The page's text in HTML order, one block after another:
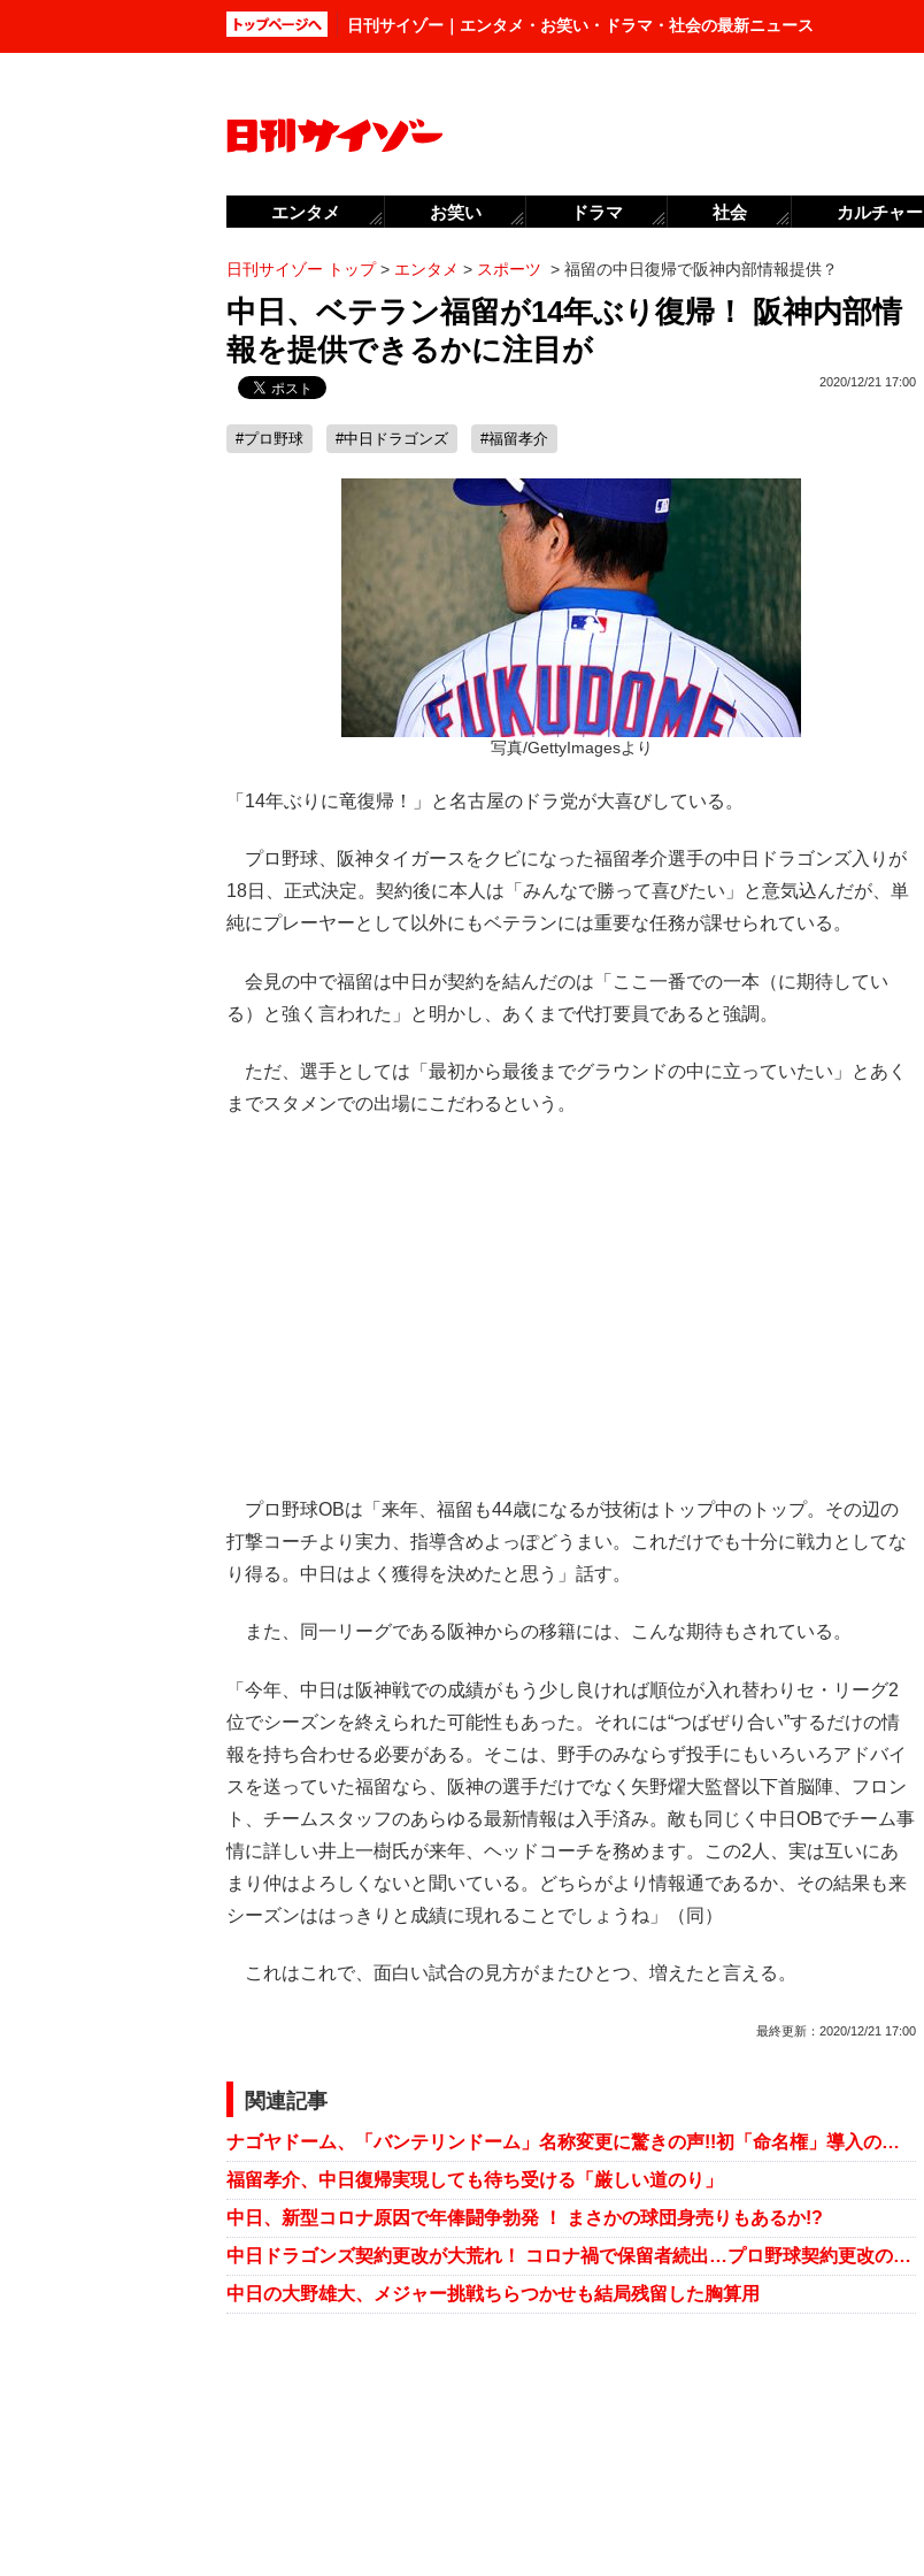
日刊サイゾー｜エンタメ・お笑い・ドラマ・社会の最新ニュース
日刊サイゾー トップ> エンタメ > スポーツ > 福留の中日復帰で阪神内部情報提供？
中日、ベテラン福留が14年ぶり復帰！ 阪神内部情
報を提供できるかに注目が
2020/12/21 17:00
#プロ野球 #中日ドラゴンズ #福留孝介
写真/GettyImagesより
「14年ぶりに竜復帰！」と名古屋のドラ党が大喜びしている。
プロ野球、阪神タイガースをクビになった福留孝介選手の中日ドラゴンズ入りが
18日、正式決定。契約後に本人は「みんなで勝って喜びたい」と意気込んだが、単
純にプレーヤーとして以外にもベテランには重要な任務が課せられている。
会見の中で福留は中日が契約を結んだのは「ここ一番での一本（に期待してい
る）と強く言われた」と明かし、あくまで代打要員であると強調。
ただ、選手としては「最初から最後までグラウンドの中に立っていたい」とあく
までスタメンでの出場にこだわるという。
プロ野球OBは「来年、福留も44歳になるが技術はトップ中のトップ。その辺の
打撃コーチより実力、指導含めよっぽどうまい。これだけでも十分に戦力としてな
り得る。中日はよく獲得を決めたと思う」話す。
また、同一リーグである阪神からの移籍には、こんな期待もされている。
「今年、中日は阪神戦での成績がもう少し良ければ順位が入れ替わりセ・リーグ2
位でシーズンを終えられた可能性もあった。それには“つばぜり合い”するだけの情
報を持ち合わせる必要がある。そこは、野手のみならず投手にもいろいろアドバイ
スを送っていた福留なら、阪神の選手だけでなく矢野燿大監督以下首脳陣、フロン
ト、チームスタッフのあらゆる最新情報は入手済み。敵も同じく中日OBでチーム事
情に詳しい井上一樹氏が来年、ヘッドコーチを務めます。この2人、実は互いにあ
まり仲はよろしくないと聞いている。どちらがより情報通であるか、その結果も来
シーズンははっきりと成績に現れることでしょうね」（同）
これはこれで、面白い試合の見方がまたひとつ、増えたと言える。
最終更新： 2020/12/21 17:00
関連記事
ナゴヤドーム、「バンテリンドーム」名称変更に驚きの声!!初「命名権」導入の悩ましい懐事情
福留孝介、中日復帰実現しても待ち受ける「厳しい道のり」
中日、新型コロナ原因で年俸闘争勃発 ！ まさかの球団身売りもあるか!?
中日ドラゴンズ契約更改が大荒れ！ コロナ禍で保留者続出…プロ野球契約更改の実情
中日の大野雄大、メジャー挑戦ちらつかせも結局残留した胸算用
エンタメ お笑い ドラマ 社会 カルチャー